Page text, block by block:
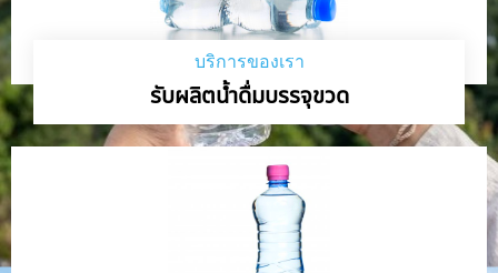
บริการของเรา
รับผลิตน้ำดื่มบรรจุขวด